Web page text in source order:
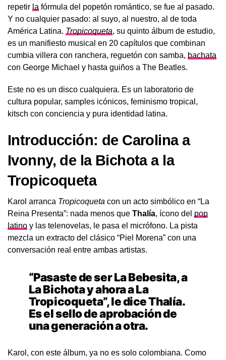
repetir la fórmula del popetón romántico, se fue al pasado.
Y no cualquier pasado: al suyo, al nuestro, al de toda
América Latina. Tropicoqueta, su quinto álbum de estudio,
es un manifiesto musical en 20 capítulos que combinan
cumbia villera con ranchera, reguetón con samba, bachata
con George Michael y hasta guiños a The Beatles.
Este no es un disco cualquiera. Es un laboratorio de
cultura popular, samples icónicos, feminismo tropical,
kitsch con conciencia y pura identidad latina.
Introducción: de Carolina a
Ivonny, de la Bichota a la
Tropicoqueta
Karol arranca Tropicoqueta con un acto simbólico en “La
Reina Presenta”: nada menos que Thalía, ícono del pop
latino y las telenovelas, le pasa el micrófono. La pista
mezcla un extracto del clásico “Piel Morena” con una
conversación real entre ambas artistas.
“Pasaste de ser La Bebesita, a
La Bichota y ahora a La
Tropicoqueta”, le dice Thalía.
Es el sello de aprobación de
una generación a otra.
Karol, con este álbum, ya no es solo colombiana. Como